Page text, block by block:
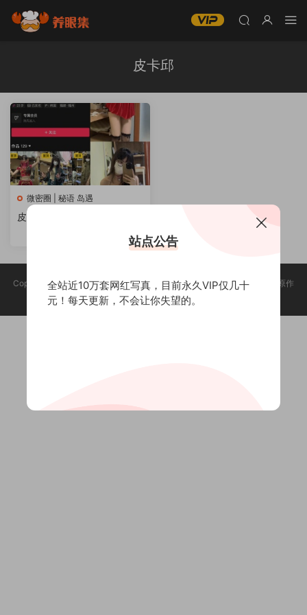
皮卡邱
微密圈 | 秘语 岛遇
皮卡邱 微密圈视图合集资源
Copyright @ 2025 养眼集 版权声明:本站所有资源均收集于网络，版权归原作
者所有，如有侵权，请联系删除。
站点公告
全站近10万套网红写真，目前永久VIP仅几十
元！每天更新，不会让你失望的。